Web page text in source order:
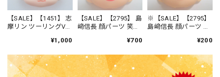
【SALE】【1451】 志
摩リン ツーリングVer.
顔 ねんどろいど¥1,000
【SALE】【2795】 島
﨑信長 顔パーツ 笑
¥700
※【SALE】【2795】
島﨑信長 顔パーツ ク
¥200